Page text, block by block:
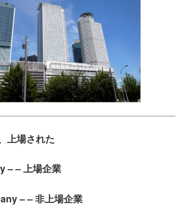
上場された
– – 上場企業
– – 非上場企業